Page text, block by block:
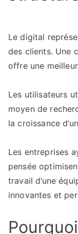
Le digital
des clients. Une
offre une
Les utilisateurs
moyen de
la croissance
Les entreprises
pensée
travail d’une
innovantes et